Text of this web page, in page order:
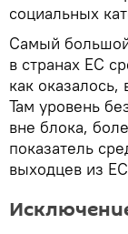
социальных
Самый большой
в странах ЕС
как
Там уровень
вне блока,
показатель
выходцев из